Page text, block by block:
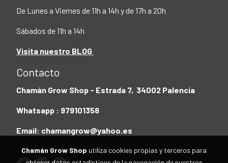
De Lunes a Viernes de 11h a 14h y de 17h a 20h
Sábados de 11h a 14h
Visita nuestro BLOG
Contacto
Chamán Grow Shop - Estrada 7, 34002 Palencia
Whatsapp : 979101358
Email: chamangrow@yahoo.es
Chamán Grow Shop utiliza cookies propias y terceros para